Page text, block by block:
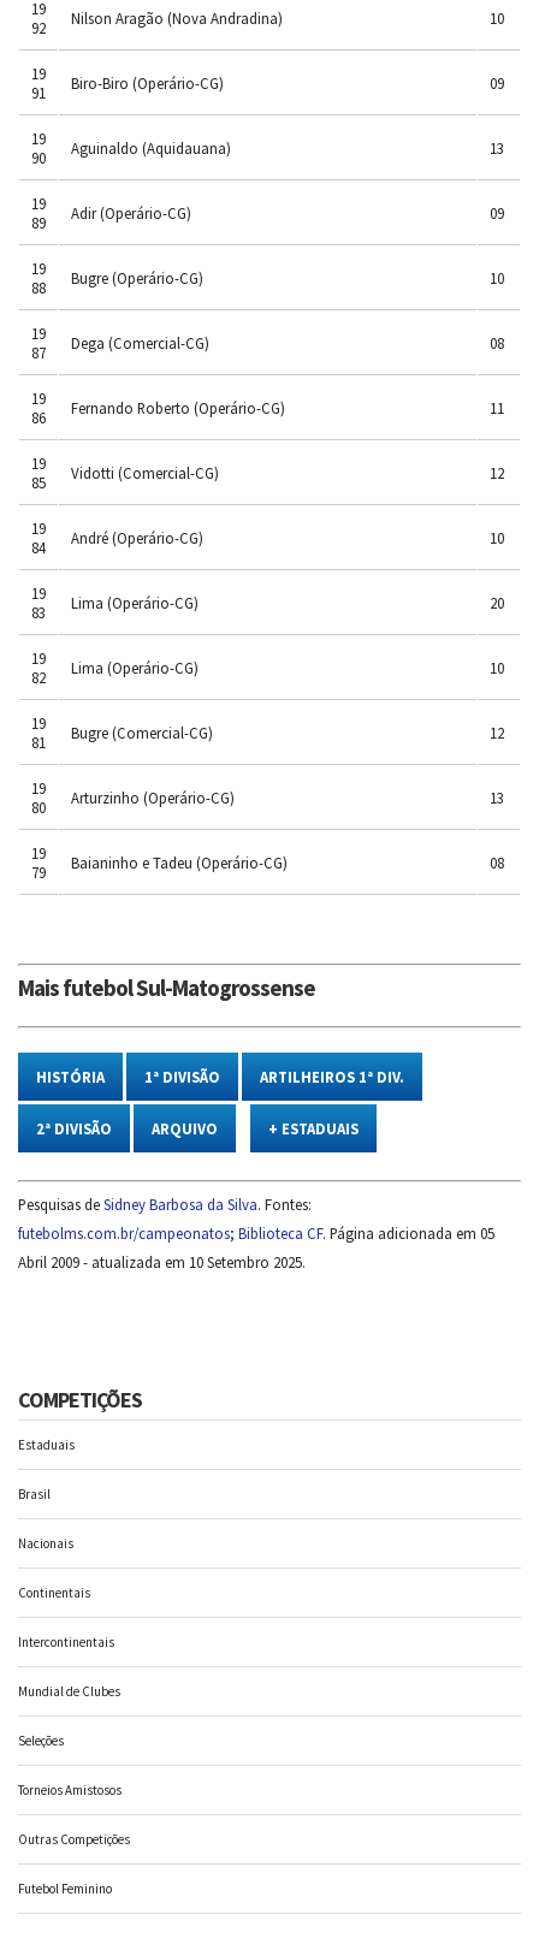
19
92
Nilson Aragão (Nova Andradina) 10
19
91
Biro-Biro (Operário-CG) 09
19
90
Aguinaldo (Aquidauana) 13
19
89
Adir (Operário-CG) 09
19
88
Bugre (Operário-CG) 10
19
87
Dega (Comercial-CG) 08
19
86
Fernando Roberto (Operário-CG) 11
19
85
Vidotti (Comercial-CG) 12
19
84
André (Operário-CG) 10
19
83
Lima (Operário-CG) 20
19
82
Lima (Operário-CG) 10
19
81
Bugre (Comercial-CG) 12
19
80
Arturzinho (Operário-CG) 13
19
79
Baianinho e Tadeu (Operário-CG) 08
Mais futebol Sul-Matogrossense
HISTÓRIA 1ª DIVISÃO ARTILHEIROS 1ª DIV.
2ª DIVISÃO ARQUIVO + ESTADUAIS
Pesquisas deSidney Barbosa da Silva. Fontes:
futebolms.com.br/campeonatos; Biblioteca CF. Página adicionada em 05
Abril 2009 - atualizada em 10 Setembro 2025.
COMPETIÇÕES
Estaduais
Brasil
Nacionais
Continentais
Intercontinentais
Mundial de Clubes
Seleções
Torneios Amistosos
Outras Competições
Futebol Feminino